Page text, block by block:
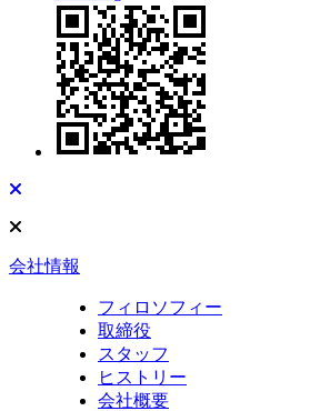
会社情報
フィロソフィー
取締役
スタッフ
ヒストリー
会社概要